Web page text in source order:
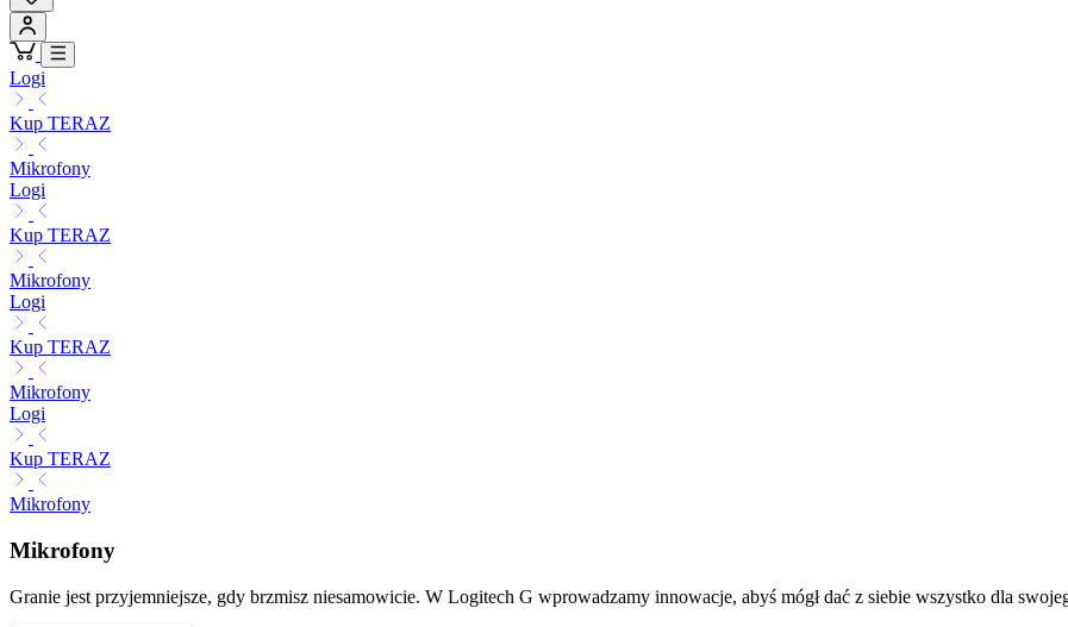
Logi
Kup TERAZ
Mikrofony
Logi
Kup TERAZ
Mikrofony
Logi
Kup TERAZ
Mikrofony
Logi
Kup TERAZ
Mikrofony
Mikrofony
Granie jest przyjemniejsze, gdy brzmisz niesamowicie. W Logitech G wprowadzamy innowacje, abyś mógł dać z siebie wszystko dla